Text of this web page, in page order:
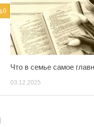
0
Что в семье самое
03.12.2025